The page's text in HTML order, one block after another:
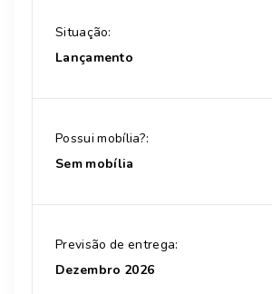
Situação:
Lançamento
Possui mobília?:
Sem mobília
Previsão de entrega:
Dezembro 2026